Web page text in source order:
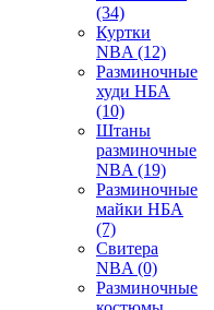
(34)
Куртки
NBA (12)
Разминочные
худи НБА
(10)
Штаны
разминочные
NBA (19)
Разминочные
майки НБА
(7)
Свитера
NBA (0)
Разминочные